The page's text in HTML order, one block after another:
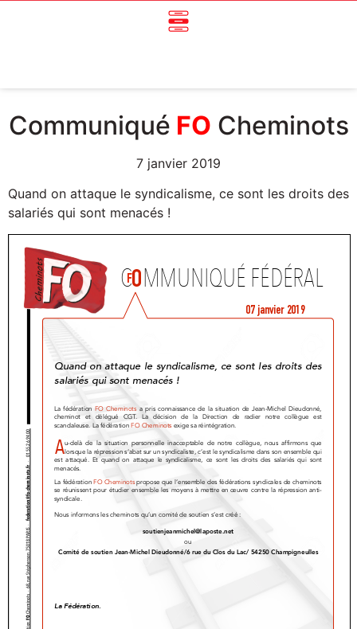
Communiqué FO Cheminots
7 janvier 2019
Quand on attaque le syndicalisme, ce sont les droits des
salariés qui sont menacés !